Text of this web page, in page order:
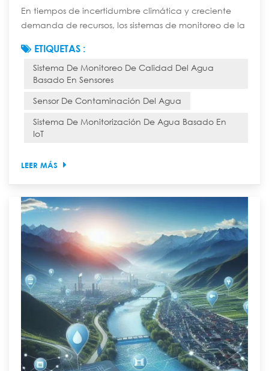
En tiempos de incertidumbre climática y creciente
demanda de recursos, los sistemas de monitoreo de la
lujo. Los sensores inteligentes modernos de calidad del
agua, especialmente aquellos que utilizan potentes
redes de sensores LoRaWAN, proporcionan la
inteligencia continua y práctica necesaria para
ETIQUETAS :
Sistema De Monitoreo De Calidad Del Agua
Basado En Sensores
Sensor De Contaminación Del Agua
Sistema De Monitorización De Agua Basado En
IoT
LEER MÁS